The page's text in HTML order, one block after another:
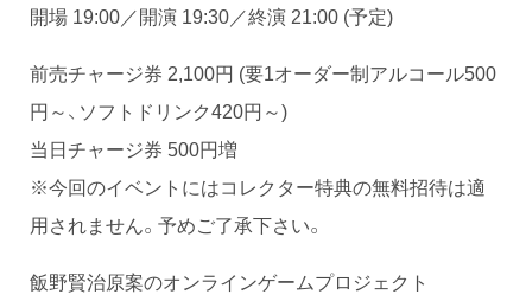
開場 19:00／開演 19:30／終演 21:00 (予定)
前売チャージ券 2,100円 (要1オーダー制アルコール500
円～、ソフトドリンク420円～)
当日チャージ券 500円増
※今回のイベントにはコレクター特典の無料招待は適
用されません。予めご了承下さい。
飯野賢治原案のオンラインゲームプロジェクト